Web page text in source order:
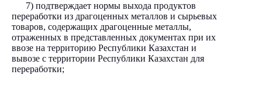
7) подтверждает нормы выхода продуктов
переработки из драгоценных металлов и сырьевых
товаров, содержащих драгоценные металлы,
отраженных в представленных документах при их
ввозе на территорию Республики Казахстан и
вывозе с территории Республики Казахстан для
переработки;